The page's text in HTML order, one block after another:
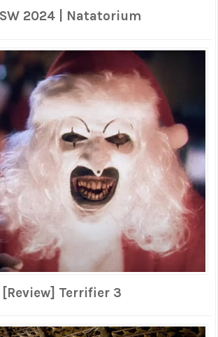
2024 | Natatorium
[Review] Terrifier 3